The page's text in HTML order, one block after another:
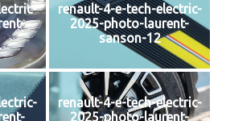
renault-4-e-tech-electric-
2025-photo-laurent-
sanson-12
renault-4-e-tech-electric-
2025-photo-laurent-